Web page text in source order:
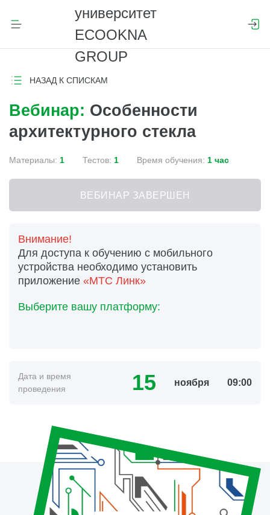
НАЗАД К СПИСКАМ
Вебинар: Особенности
архитектурного стекла
Материалы: 1 Тестов: 1 Время обучения: 1 час
ВЕБИНАР ЗАВЕРШЕН
Внимание!
Для доступа к обучению с мобильного
устройства необходимо установить
приложение «МТС Линк»
Выберите вашу платформу:
Дата и время
проведения
15 ноября 09:00